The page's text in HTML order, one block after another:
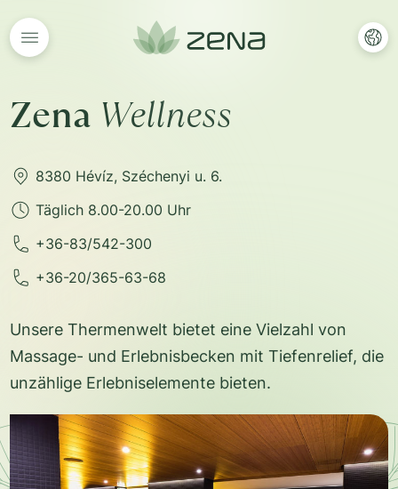
Zena Wellness
8380 Hévíz, Széchenyi u. 6.
Täglich 8.00-20.00 Uhr
+36-83/542-300
+36-20/365-63-68
Unsere Thermenwelt bietet eine Vielzahl von
Massage- und Erlebnisbecken mit Tiefenrelief, die
unzählige Erlebniselemente bieten.